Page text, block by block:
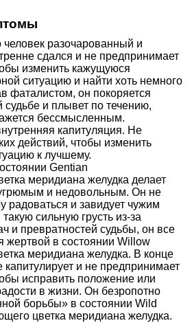
разочарованный и
сдался и не предпринимает
изменить кажущуюся
ситуацию и найти хоть немного
фаталистом, он покоряется
и плывет по течению,
бессмысленным.
капитуляция. Не
действий, чтобы изменить
к лучшему.
Gentian
меридиана желудка делает
и недовольным. Он не
радоваться и завидует чужим
сильную грусть из-за
и превратностей судьбы, он все
жертвой в состоянии Willow
меридиана желудка. В конце
капитулирует и не предпринимает
исправить положение или
в жизни. Он безропотно
борьбы» в состоянии Wild
цветка меридиана желудка.